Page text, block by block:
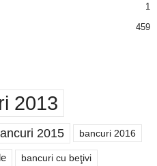
1
459
2013
2015 bancuri 2016
bancuri cu beţivi